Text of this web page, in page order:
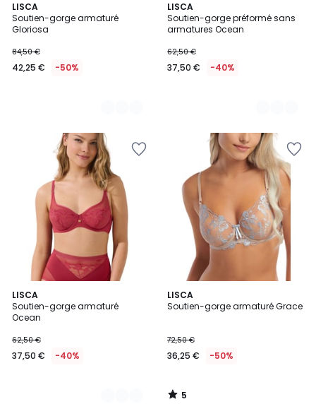
LISCA
Soutien-gorge armaturé
Gloriosa
84,50 €
42,25 € -50%
2
Couleurs
LISCA
Soutien-gorge préformé sans
armatures Ocean
62,50 €
37,50 € -40%
2
Couleurs
LISCA
Soutien-gorge armaturé
Ocean
62,50 €
37,50 € -40%
2
Couleurs
LISCA
Soutien-gorge armaturé Grace
72,50 €
36,25 € -50%
5
/
5
/